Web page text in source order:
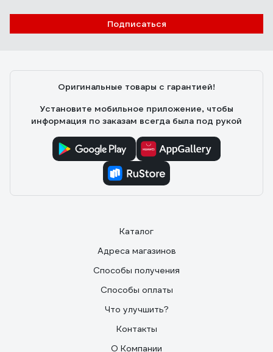
Подписаться
Оригинальные товары с гарантией!
Установите мобильное приложение, чтобы
информация по заказам всегда была под рукой
Каталог
Адреса магазинов
Способы получения
Способы оплаты
Что улучшить?
Контакты
О Компании